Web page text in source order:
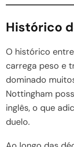
Histórico
O histórico
carrega peso e
dominado
Nottingham
inglês, o que
duelo.